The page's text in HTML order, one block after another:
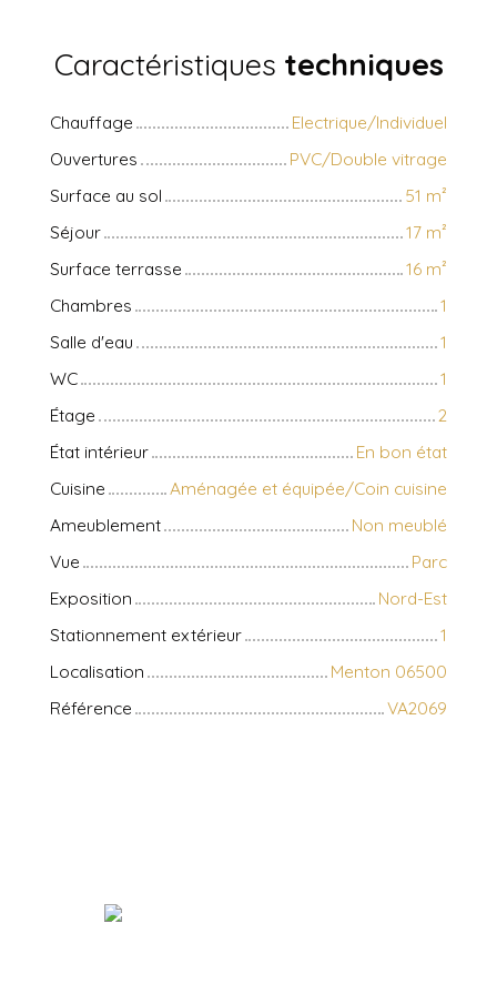
Caractéristiques techniques
Chauffage
Electrique/Individuel
Ouvertures
PVC/Double vitrage
Surface au sol
51 m²
Séjour
17 m²
Surface terrasse
16 m²
Chambres
1
Salle d'eau
1
WC
1
Étage
2
État intérieur
En bon état
Cuisine
Aménagée et équipée/Coin cuisine
Ameublement
Non meublé
Vue
Parc
Exposition
Nord-Est
Stationnement extérieur
1
Localisation
Menton 06500
Référence
VA2069